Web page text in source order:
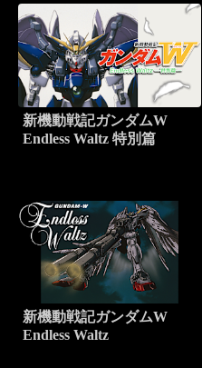
新機動戦記ガンダムW
Endless Waltz 特別篇
新機動戦記ガンダムW
Endless Waltz